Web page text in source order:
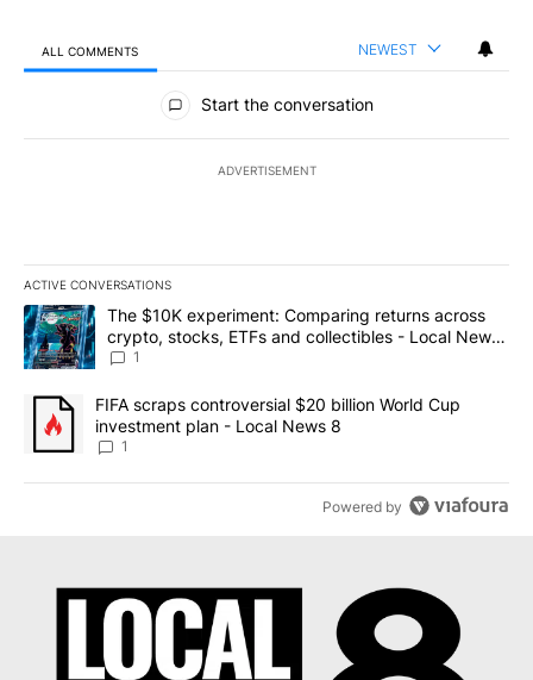
ALL COMMENTS NEWEST
All Comments
Start the conversation
ADVERTISEMENT
ACTIVE CONVERSATIONS
The following is a list of the most commented articles in the last
A trending article titled "The $10K experiment: Comparing
The $10K experiment: Comparing returns across
crypto, stocks, ETFs and collectibles - Local News
8
1
A trending article titled "FIFA scraps controversial $20 billion
FIFA scraps controversial $20 billion World Cup
investment plan - Local News 8
1
Powered by